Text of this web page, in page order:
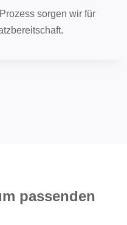
sorgen wir für
passenden